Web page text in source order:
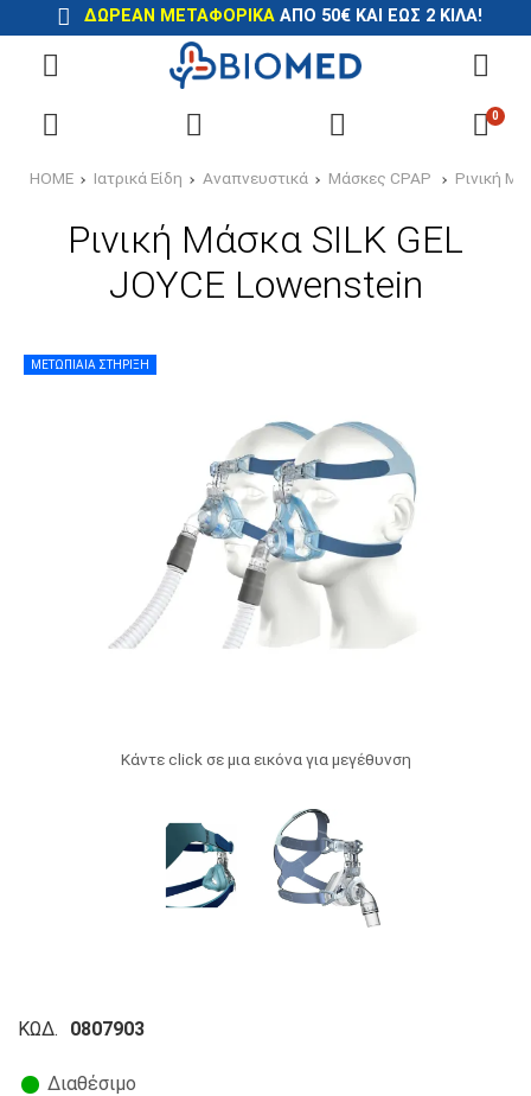
ΔΩΡΕΑΝ ΜΕΤΑΦΟΡΙΚΑΑΠΟ 50€ ΚΑΙ ΕΩΣ 2 ΚΙΛΑ!
0
HOME Ιατρικά Είδη Αναπνευστικά Μάσκες CPAP Ρινική
Ρινική Μάσκα SILK GEL
JOYCE Lowenstein
ΜΕΤΩΠΙΑΙΑ ΣΤΗΡΙΞΗ
Κάντε click σε μια εικόνα για μεγέθυνση
ΚΩΔ. 0807903
Διαθέσιμο